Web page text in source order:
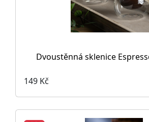
Dvoustěnná sklenice
149 Kč